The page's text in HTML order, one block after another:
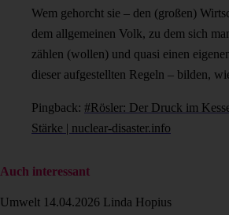
Wem gehorcht sie – den (großen)
dem allgemeinen Volk, zu dem sich
zählen (wollen) und quasi einen
dieser aufgestellten Regeln – bilden,
Pingback: #Rösler: Der Druck im
Stärke | nuclear-disaster.info
Auch interessant
Umwelt 14.04.2026 Linda Hopius